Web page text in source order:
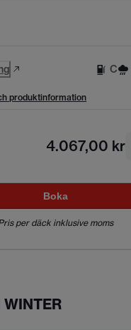
C
produktinformation
4.067,00 kr
Boka
per däck inklusive moms
WINTER